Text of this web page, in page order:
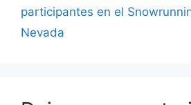
participantes en el
Nevada